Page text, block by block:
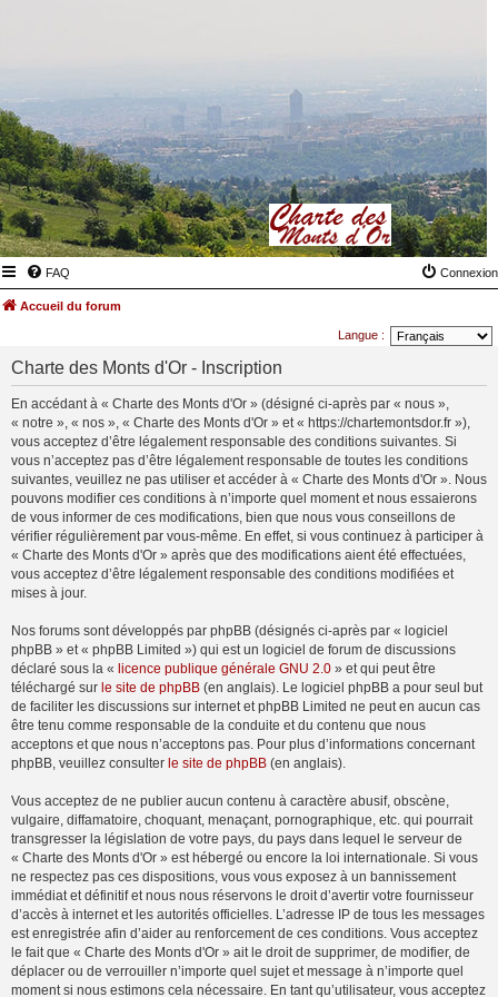
FAQ Connexion
Accueil du forum
Langue :
Charte des Monts d'Or - Inscription
En accédant à « Charte des Monts d'Or » (désigné ci-après par « nous »,
« notre », « nos », « Charte des Monts d'Or » et « https://chartemontsdor.fr »),
vous acceptez d’être légalement responsable des conditions suivantes. Si
vous n’acceptez pas d’être légalement responsable de toutes les conditions
suivantes, veuillez ne pas utiliser et accéder à « Charte des Monts d'Or ». Nous
pouvons modifier ces conditions à n’importe quel moment et nous essaierons
de vous informer de ces modifications, bien que nous vous conseillons de
vérifier régulièrement par vous-même. En effet, si vous continuez à participer à
« Charte des Monts d'Or » après que des modifications aient été effectuées,
vous acceptez d’être légalement responsable des conditions modifiées et
mises à jour.
Nos forums sont développés par phpBB (désignés ci-après par « logiciel
phpBB » et « phpBB Limited ») qui est un logiciel de forum de discussions
déclaré sous la « licence publique générale GNU 2.0 » et qui peut être
téléchargé sur le site de phpBB (en anglais). Le logiciel phpBB a pour seul but
de faciliter les discussions sur internet et phpBB Limited ne peut en aucun cas
être tenu comme responsable de la conduite et du contenu que nous
acceptons et que nous n’acceptons pas. Pour plus d’informations concernant
phpBB, veuillez consulter le site de phpBB (en anglais).
Vous acceptez de ne publier aucun contenu à caractère abusif, obscène,
vulgaire, diffamatoire, choquant, menaçant, pornographique, etc. qui pourrait
transgresser la législation de votre pays, du pays dans lequel le serveur de
« Charte des Monts d'Or » est hébergé ou encore la loi internationale. Si vous
ne respectez pas ces dispositions, vous vous exposez à un bannissement
immédiat et définitif et nous nous réservons le droit d’avertir votre fournisseur
d’accès à internet et les autorités officielles. L’adresse IP de tous les messages
est enregistrée afin d’aider au renforcement de ces conditions. Vous acceptez
le fait que « Charte des Monts d'Or » ait le droit de supprimer, de modifier, de
déplacer ou de verrouiller n’importe quel sujet et message à n’importe quel
moment si nous estimons cela nécessaire. En tant qu’utilisateur, vous acceptez